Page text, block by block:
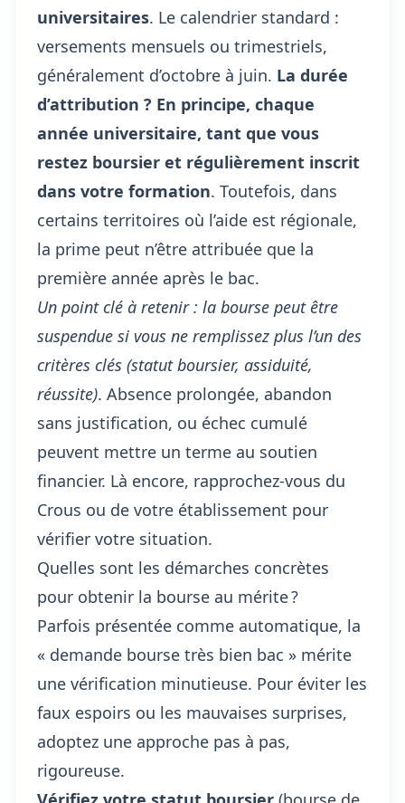
universitaires. Le calendrier standard :
versements mensuels ou trimestriels,
généralement d’octobre à juin. La durée
d’attribution ? En principe, chaque
année universitaire, tant que vous
restez boursier et régulièrement inscrit
dans votre formation. Toutefois, dans
certains territoires où l’aide est régionale,
la prime peut n’être attribuée que la
première année après le bac.
Un point clé à retenir : la bourse peut être
suspendue si vous ne remplissez plus l’un des
critères clés (statut boursier, assiduité,
réussite). Absence prolongée, abandon
sans justification, ou échec cumulé
peuvent mettre un terme au soutien
financier. Là encore, rapprochez-vous du
Crous ou de votre établissement pour
vérifier votre situation.
Quelles sont les démarches concrètes
pour obtenir la bourse au mérite ?
Parfois présentée comme automatique, la
« demande bourse très bien bac » mérite
une vérification minutieuse. Pour éviter les
faux espoirs ou les mauvaises surprises,
adoptez une approche pas à pas,
rigoureuse.